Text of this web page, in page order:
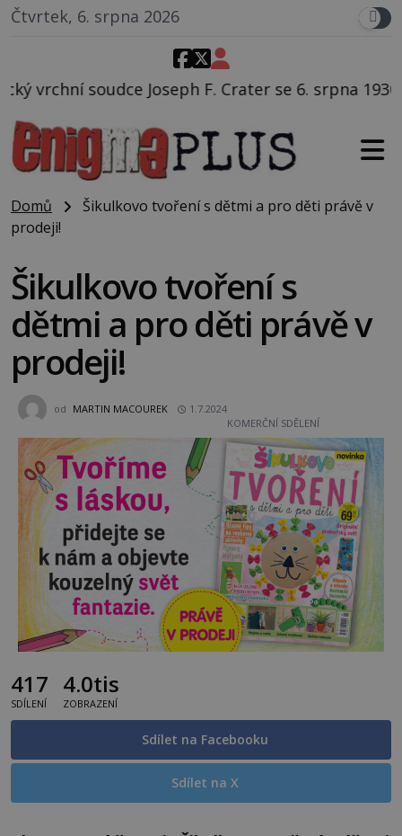
Čtvrtek, 6. srpna 2026
F. Crater se 6. srpna 1930 navečeří ve své
Domů
Šikulkovo tvoření s dětmi a pro děti právě v
prodeji!
Šikulkovo tvoření s
dětmi a pro děti právě v
prodeji!
od MARTIN MACOUREK
1.7.2024
KOMERČNÍ SDĚLENÍ
417
SDÍLENÍ
4.0tis
ZOBRAZENÍ
Sdílet na Facebooku
Sdílet na X